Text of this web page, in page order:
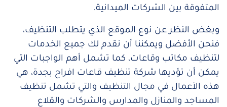
المتفوقة بين الشركات الميدانية.
وبغض النظر عن نوع الموقع الذي يتطلب التنظيف،
فنحن الأفضل ويمكننا أن نقدم لك جميع الخدمات
لتنظيف مكاتب وقاعات، كما تشمل أهم الواجبات التي
يمكن أن تؤديها شركة تنظيف قاعات افراح بجدة، هي
هذه الأعمال في مجال التنظيف والتي تشمل تنظيف
المساجد والمنازل والمدارس والشركات والقلاع